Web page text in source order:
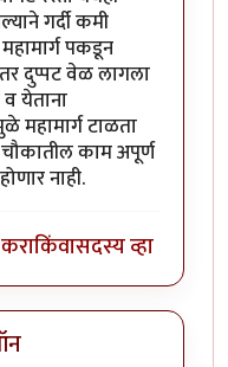
गर्दी कमी
पकडून
दुप्पट वेळ लागला
येताना
महामार्ग टाळता
काम अपूर्ण
नाही.
किंवासदस्य व्हा